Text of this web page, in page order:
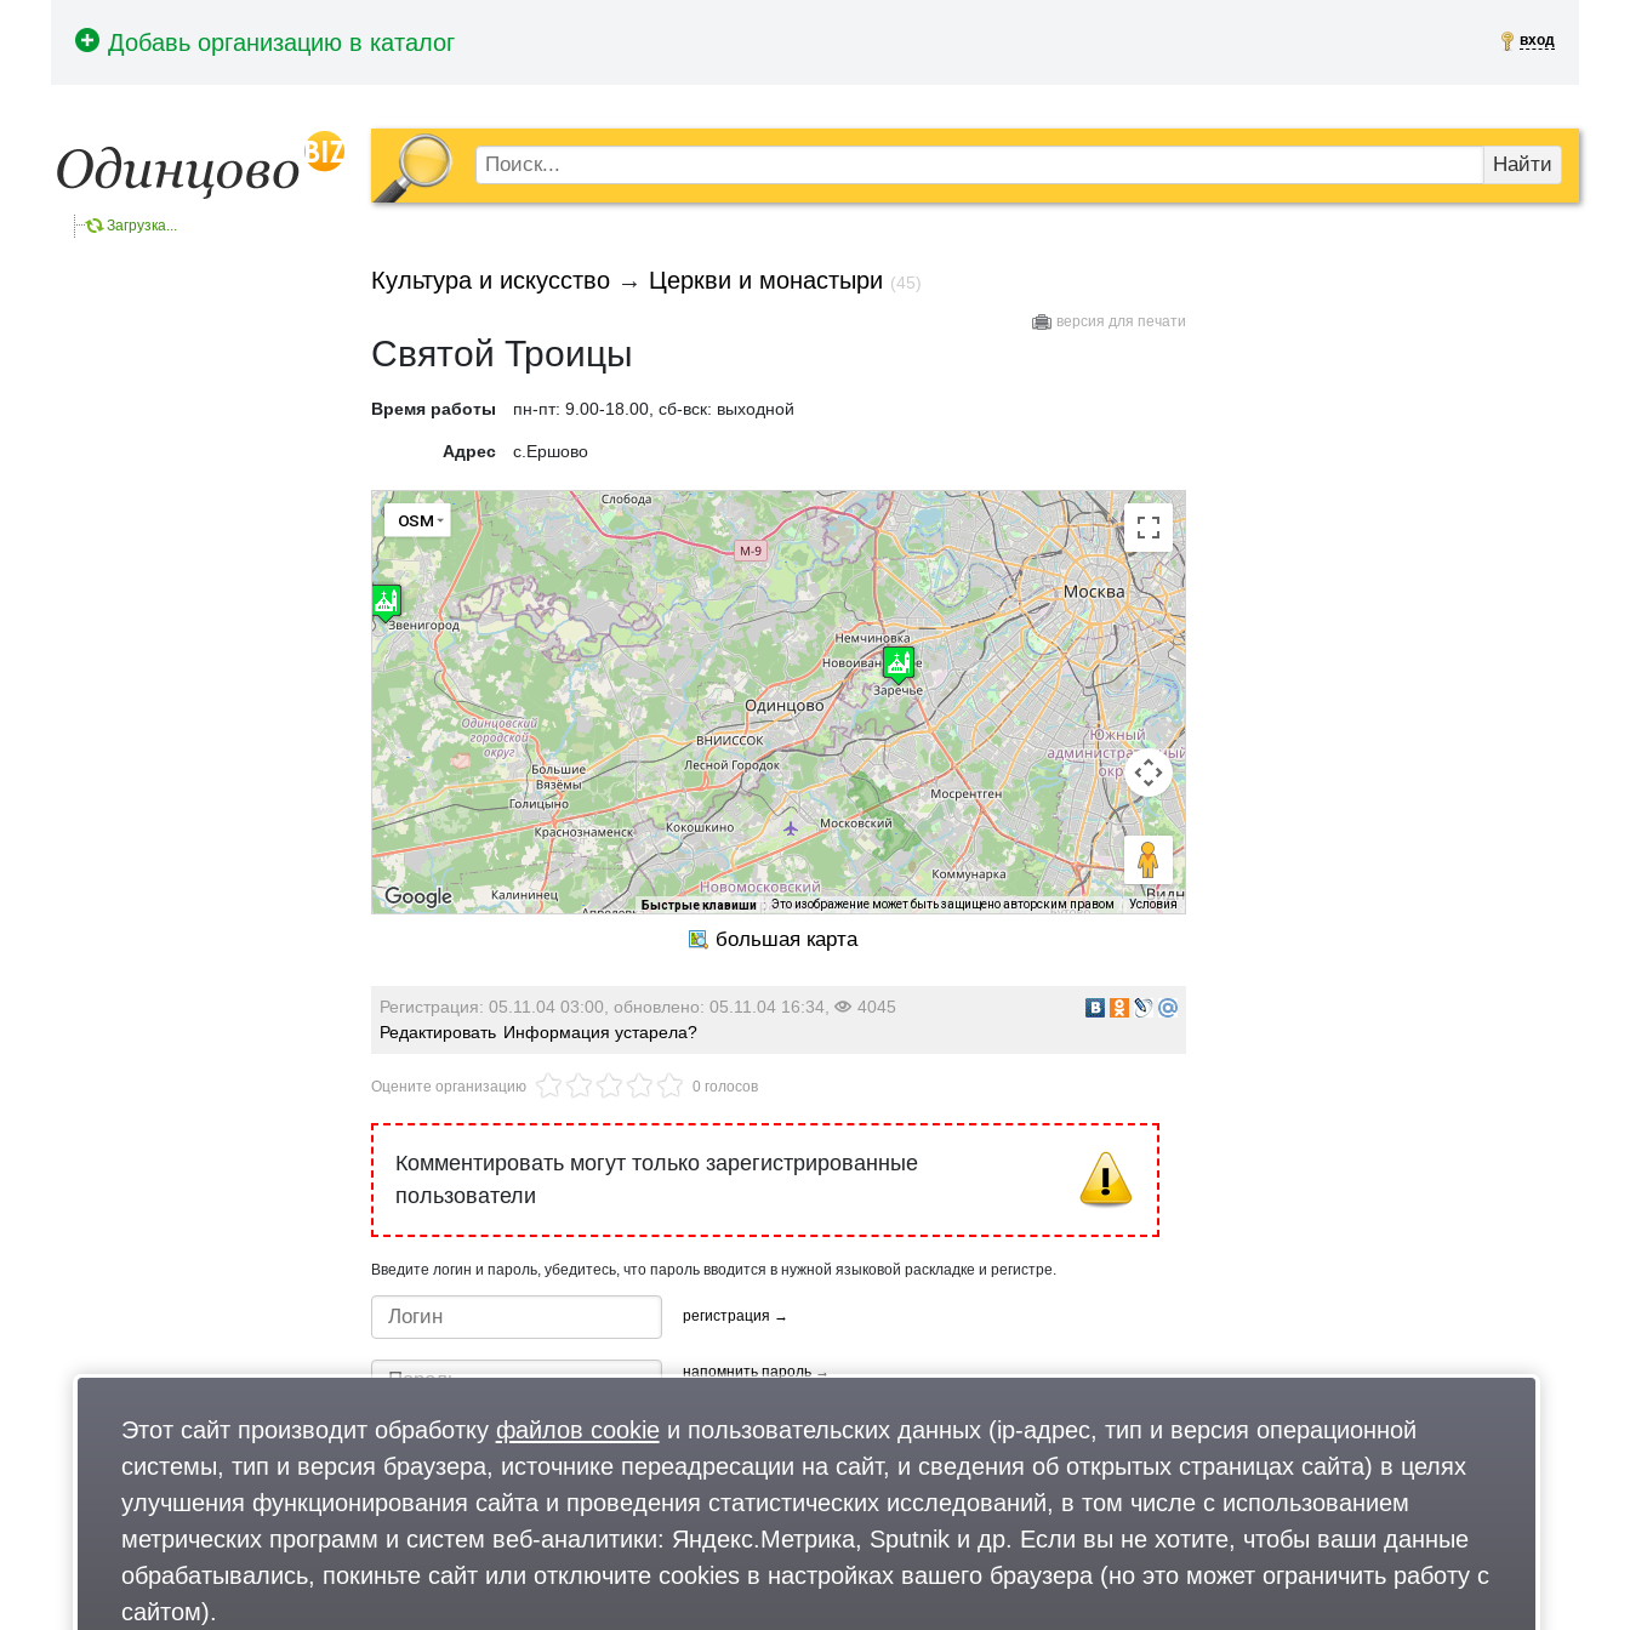
вход
Найти
Загрузка...
Культура и искусство → Церкви и монастыри (45)
версия для печати
Святой Троицы
Время работы пн-пт: 9.00-18.00, сб-вск: выходной
Адрес с.Ершово
OSM
Быстрые клавиши Это изображение может быть защищено авторским правом Условия
Регистрация: 05.11.04 03:00, обновлено: 05.11.04 16:34,
4045
Редактировать Информация устарела?
Оцените организацию 0 голосов
Комментировать могут только зарегистрированные
пользователи
Введите логин и пароль, убедитесь, что пароль вводится в нужной языковой раскладке и регистре.
регистрация →
напомнить пароль →
Быстрый вход/регистрация, используя профиль в:
Этот сайт производит обработку файлов cookieи пользовательских данных (ip-адрес, тип и версия операционной
системы, тип и версия браузера, источнике переадресации на сайт, и сведения об открытых страницах сайта) в целях
улучшения функционирования сайта и проведения статистических исследований, в том числе с использованием
метрических программ и систем веб-аналитики: Яндекс.Метрика, Sputnik и др. Если вы не хотите, чтобы ваши данные
обрабатывались, покиньте сайт или отключите cookies в настройках вашего браузера (но это может ограничить работу с
сайтом).